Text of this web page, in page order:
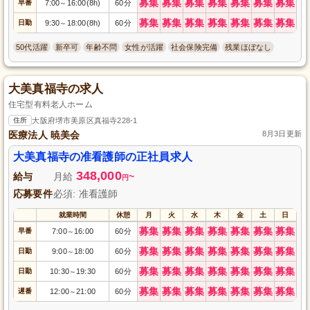
早番 7:00～ 16:00(8h) 60分 募集 募集 募集 募集 募集 募集 募集
日勤 9:30～ 18:00(8h) 60分 募集 募集 募集 募集 募集 募集 募集
50代活躍 新卒可 年齢不問 女性が活躍 社会保険完備 残業ほぼなし
大美真福寺の求人
住宅型有料老人ホーム
住所 大阪府堺市美原区真福寺228-1
医療法人 暁美会 8月3日更新
大美真福寺の准看護師の正社員求人
給与 月給 348,000円~
応募要件必須: 准看護師
就業時間 休憩 月 火 水 木 金 土 日
早番 7:00～ 16:00 60分 募集 募集 募集 募集 募集 募集 募集
日勤 9:00～ 18:00 60分 募集 募集 募集 募集 募集 募集 募集
日勤 10:30～ 19:30 60分 募集 募集 募集 募集 募集 募集 募集
遅番 12:00～21:00 60分 募集 募集 募集 募集 募集 募集 募集